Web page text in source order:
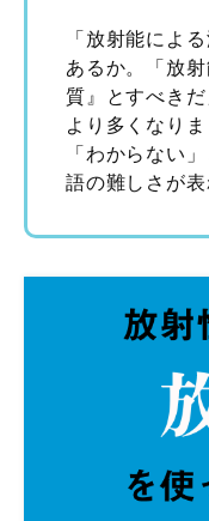
「放射能によ
あるか。「放
質』とすべき
より多くなり
「わからない
語の難しさが表